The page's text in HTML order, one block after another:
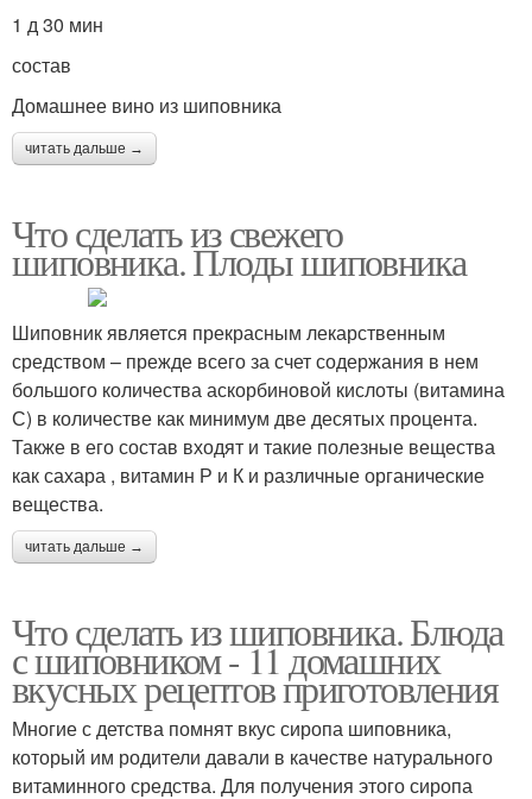
1 д 30 мин
состав
Домашнее вино из шиповника
читать дальше →
Что сделать из свежего
шиповника. Плоды шиповника
Шиповник является прекрасным лекарственным
средством – прежде всего за счет содержания в нем
большого количества аскорбиновой кислоты (витамина
С) в количестве как минимум две десятых процента.
Также в его состав входят и такие полезные вещества
как сахара , витамин Р и К и различные органические
вещества.
читать дальше →
Что сделать из шиповника. Блюда
с шиповником - 11 домашних
вкусных рецептов приготовления
Многие с детства помнят вкус сиропа шиповника,
который им родители давали в качестве натурального
витаминного средства. Для получения этого сиропа